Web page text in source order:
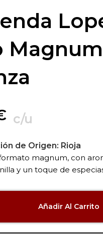
Magnum
c/u
de Origen: Rioja
magnum, con
y un toque de
Añadir Al Carrito